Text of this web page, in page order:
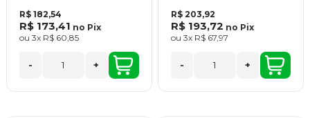
R$ 182,54
R$ 173,41 no Pix
ou 3x R$ 60,85
- +
R$ 203,92
R$ 193,72 no Pix
ou 3x R$ 67,97
- +